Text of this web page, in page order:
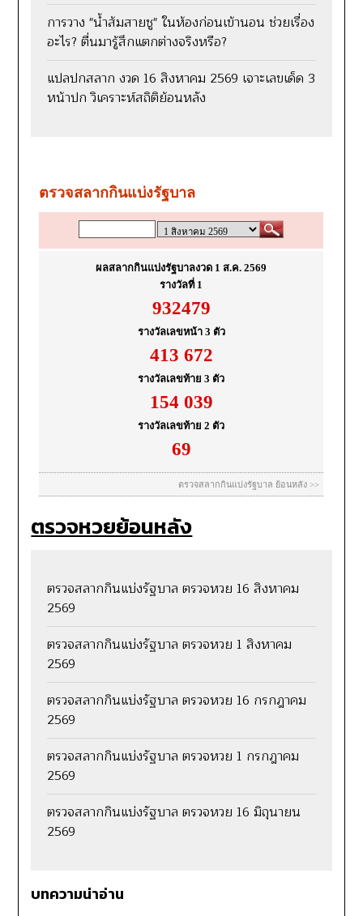
การวาง "น้ำส้มสายชู" ในห้องก่อนเข้านอน ช่วยเรื่อง
อะไร? ตื่นมารู้สึกแตกต่างจริงหรือ?
แปลปกสลาก งวด 16 สิงหาคม 2569 เจาะเลขเด็ด 3
หน้าปก วิเคราะห์สถิติย้อนหลัง
ตรวจหวยย้อนหลัง
ตรวจสลากกินแบ่งรัฐบาล ตรวจหวย 16 สิงหาคม
2569
ตรวจสลากกินแบ่งรัฐบาล ตรวจหวย 1 สิงหาคม
2569
ตรวจสลากกินแบ่งรัฐบาล ตรวจหวย 16 กรกฎาคม
2569
ตรวจสลากกินแบ่งรัฐบาล ตรวจหวย 1 กรกฎาคม
2569
ตรวจสลากกินแบ่งรัฐบาล ตรวจหวย 16 มิถุนายน
2569
บทความน่าอ่าน